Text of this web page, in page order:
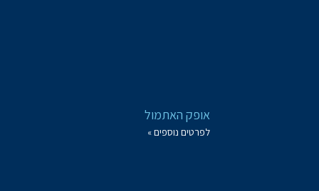
אופק האתמול
לפרטים נוספים »